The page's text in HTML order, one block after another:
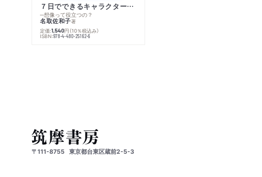
７日でできるキャラクター創作入門
─想像って役立つの？
名取佐和子著
定価:1,540円 （10％税込み）
ISBN:978-4-480-25162-6
〒111-8755 東京都台東区蔵前2-5-3